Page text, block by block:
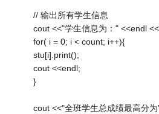
// 输出所有学生信息
cout <<"学生信息为：" <<endl
for( i = 0; i < count; i++){
stu[i].print();
cout <<endl;
}
cout <<"全班学生总成绩最高分